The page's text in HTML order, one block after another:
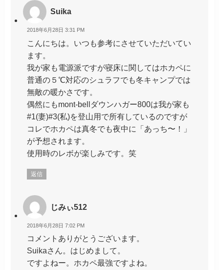
Suika
2018年6月28日 3:31 PM
こんにちは。いつも参考にさせていただいてい
ます。
我が家も電源派ですが寝床に関してはホカペに
普通の５℃対応のシュラフでも冬キャンプでは
無敵の暖かさです。
偶然にもmont-bellダウンハガー800は我が家も
#1(妻)#3(私)を登山用で所有しているのですが
コレでホカペは真冬でも夜中に「あっち〜！」
が予想されます。
使用時のレボが楽しみです。笑
返信
じみぃ512
2018年6月28日 7:02 PM
コメントありがとうございます。
Suikaさん。はじめまして。
ですよねー。ホカペ最強ですよね。